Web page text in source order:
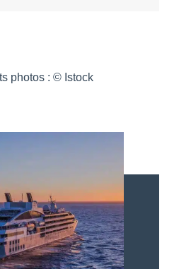
photos : © Istock